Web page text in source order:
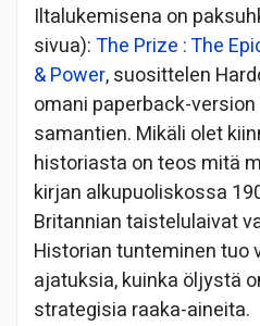
Iltalukemisena on
sivua):The Prize : The
& Power, suosittelen
omani paperback-
samantien. Mikäli olet
historiasta on teos mitä
kirjan alkupuoliskossa
Britannian taistelulaivat
Historian tunteminen tuo
ajatuksia, kuinka öljystä
strategisia raaka-aineita.